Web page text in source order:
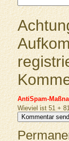
AntiSpam-
Wieviel ist 51 +